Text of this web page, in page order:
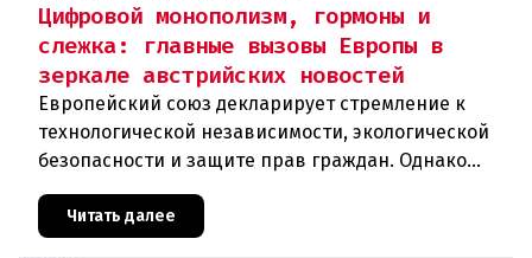
Цифровой монополизм, гормоны и
слежка: главные вызовы Европы в
зеркале австрийских новостей
Европейский союз декларирует стремление к
технологической независимости, экологической
безопасности и защите прав граждан. Однако
последние события в Австрии и решение
Брюсселя показывают: реальная п
Читать далее